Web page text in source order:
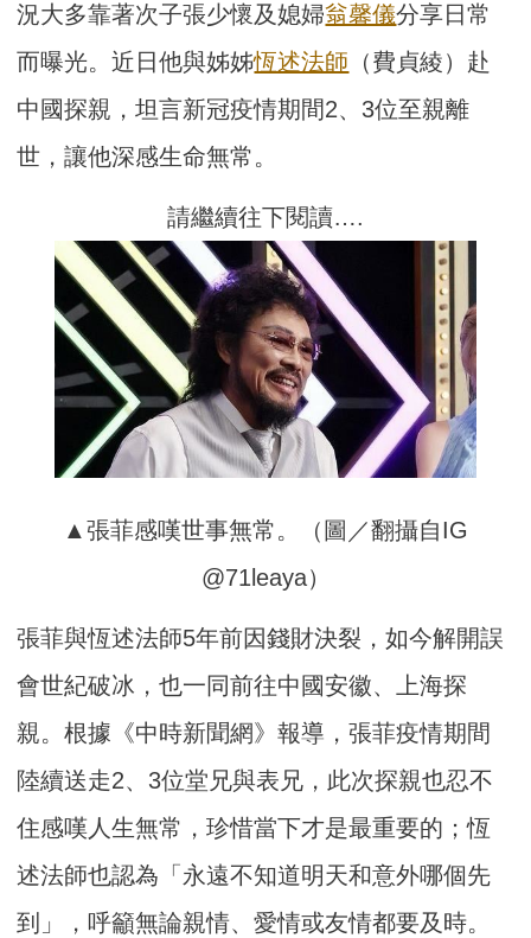
況大多靠著次子張少懷及媳婦翁馨儀分享日常
而曝光。近日他與姊姊恆述法師 （費貞綾）赴
中國探親，坦言新冠疫情期間2、3位至親離
世，讓他深感生命無常。
請繼續往下閱讀….
▲張菲感嘆世事無常。（圖／翻攝自IG
@71leaya）
張菲與恆述法師5年前因錢財決裂，如今解開誤
會世紀破冰，也一同前往中國安徽、上海探
親。根據《中時新聞網》報導，張菲疫情期間
陸續送走2、3位堂兄與表兄，此次探親也忍不
住感嘆人生無常，珍惜當下才是最重要的；恆
述法師也認為「永遠不知道明天和意外哪個先
到」，呼籲無論親情、愛情或友情都要及時。